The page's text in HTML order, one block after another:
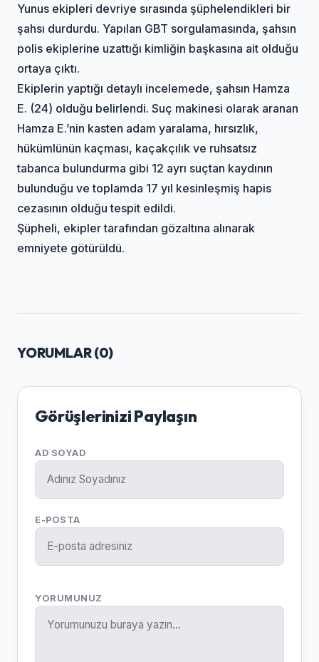
Yunus ekipleri devriye sırasında şüphelendikleri bir
şahsı durdurdu. Yapılan GBT sorgulamasında, şahsın
polis ekiplerine uzattığı kimliğin başkasına ait olduğu
ortaya çıktı.
Ekiplerin yaptığı detaylı incelemede, şahsın Hamza
E. (24) olduğu belirlendi. Suç makinesi olarak aranan
Hamza E.’nin kasten adam yaralama, hırsızlık,
hükümlünün kaçması, kaçakçılık ve ruhsatsız
tabanca bulundurma gibi 12 ayrı suçtan kaydının
bulunduğu ve toplamda 17 yıl kesinleşmiş hapis
cezasının olduğu tespit edildi.
Şüpheli, ekipler tarafından gözaltına alınarak
emniyete götürüldü.
YORUMLAR (0)
Görüşlerinizi Paylaşın
AD SOYAD
E-POSTA
YORUMUNUZ